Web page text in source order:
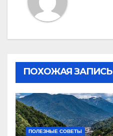
ПОХОЖАЯ ЗАПИСЬ
ПОЛЕЗНЫЕ СОВЕТЫ